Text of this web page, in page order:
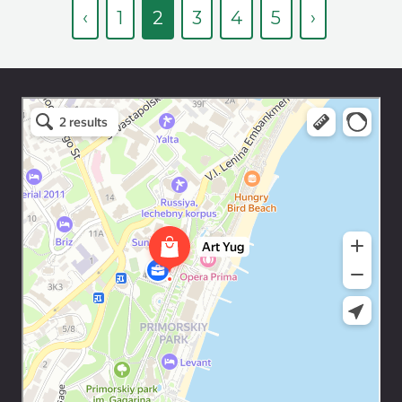
‹ 1 2 3 4 5 ›
Art Space Lotos
Art studio in Yalta
Exhibition center in Yalta